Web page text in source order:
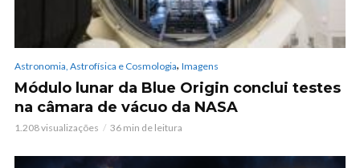
Astronomia, Astrofísica e Cosmologia, Imagens
Módulo lunar da Blue Origin conclui testes
na câmara de vácuo da NASA
1.208 visualizações 36 min de leitura